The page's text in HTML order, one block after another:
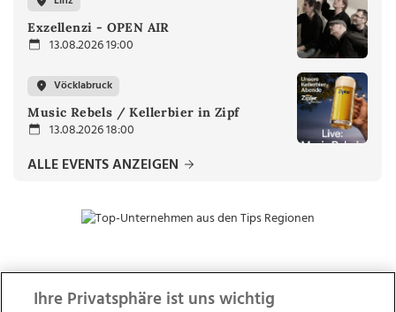
Exzellenzi - OPEN AIR
13.08.2026 19:00
Vöcklabruck
Music Rebels / Kellerbier in Zipf
13.08.2026 18:00
ALLE EVENTS ANZEIGEN
ZUR NACHRICHTENÜBERSICHT
Ihre Privatsphäre ist uns wichtig